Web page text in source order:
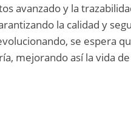
avanzado y la
la calidad y
se espera
mejorando así la vida